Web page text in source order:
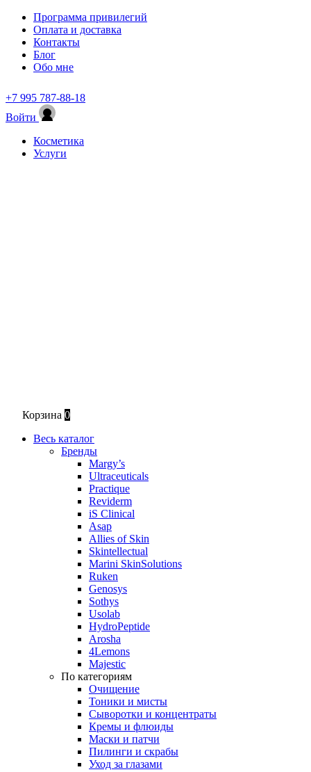
Программа привилегий
Оплата и доставка
Контакты
Блог
Обо мне
+7 995 787-88-18
Войти
Косметика
Услуги
Корзина 0
Весь каталог
Бренды
Margy’s
Ultraceuticals
Practique
Reviderm
iS Clinical
Asap
Allies of Skin
Skintellectual
Marini SkinSolutions
Ruken
Genosys
Sothys
Usolab
HydroPeptide
Arosha
4Lemons
Majestic
По категориям
Очищение
Тоники и мисты
Сыворотки и концентраты
Кремы и флюиды
Маски и патчи
Пилинги и скрабы
Уход за глазами